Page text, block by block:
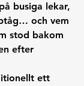
busiga lekar,
och vem
stod bakom
efter
ett